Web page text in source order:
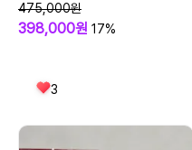
475,000원
398,000원 17%
3